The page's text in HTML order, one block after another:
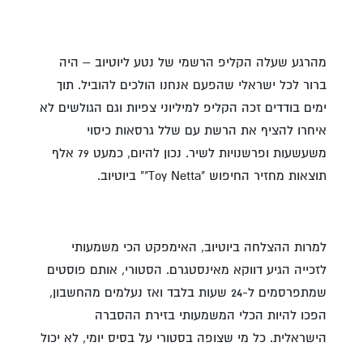
מהרגע שעלה הקליפ הרשמי של נטע ליוטיוב – היה
ברור לכל ישראלי שהפעם אנחנו הולכים להוביל. תוך
ימים בודדים זכה הקליפ למיליוני צפיות וגם הגולשים לא
איחרו להציף את הרשת עם שלל גרסאות כיסוי
משעשעות ופרשנויות לשיר. נכון להיום, כמעט 79 אלף
תוצאות מחזיר החיפוש "Toy Netta"" ביוטיוב.
למרות ההצלחה ביוטיוב, האימפקט הכי משמעותי
לזכייה הגיע דווקא מאינסטגרם. הסטורי, אותם פוסטים
שמתפרסמים ל-24 שעות בלבד ואז נעלמים מהחשבון,
הפכו להיות הכלי המשמעותי בזירת ההסברה
הישראלית. כל מי שצופה בסטורי על בסיס יומי, לא יכול